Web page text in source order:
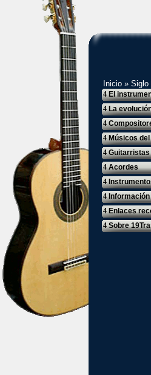
Inicio » Siglo
4El
4La
4
4Músicos del
4Guitarristas
4Acordes
4
4Información
4Enlaces
4Sobre